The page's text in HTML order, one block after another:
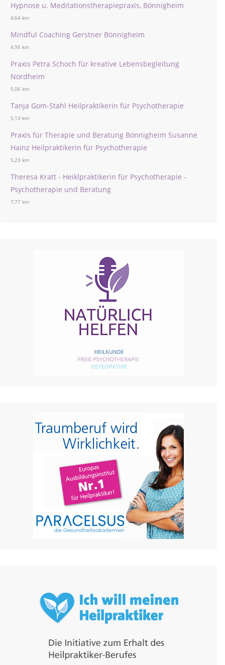
Hypnose u. Meditationstherapiepraxis, Bönnigheim
4,64 km
Mindful Coaching Gerstner Bönnigheim
4,95 km
Praxis Petra Schoch für kreative Lebensbegleitung
Nordheim
5,06 km
Tanja Gom-Stahl Heilpraktikerin für Psychotherapie
5,13 km
Praxis für Therapie und Beratung Bönnigheim Susanne
Hainz Heilpraktikerin für Psychotherapie
5,23 km
Theresa Kratt - Heiklpraktikerin für Psychotherapie -
Psychotherapie und Beratung
7,77 km